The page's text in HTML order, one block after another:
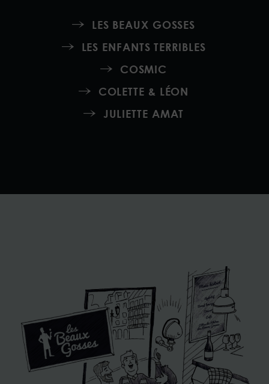
LES BEAUX GOSSES
LES ENFANTS TERRIBLES
COSMIC
COLETTE & LÉON
JULIETTE AMAT